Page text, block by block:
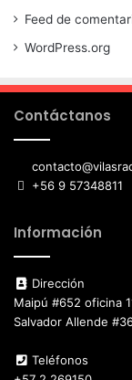
Feed de
WordPress.org
Contáctanos
+56 9 57348811
Información
Dirección
Maipú #652 oficina
Salvador Allende
Teléfonos